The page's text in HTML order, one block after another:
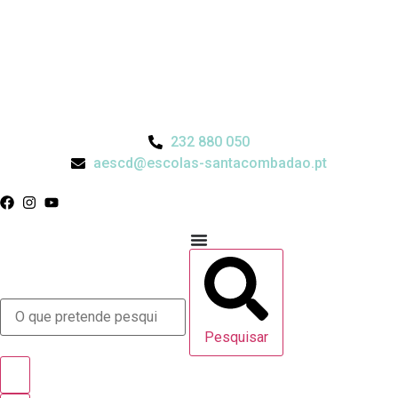
232 880 050
aescd@escolas-santacombadao.pt
Pesquisar